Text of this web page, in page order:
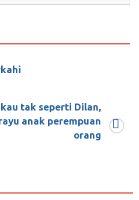
Dilaporkan, Kali ini
Ramalan Awal
Ini?
tak seperti Dilan,
anak perempuan
orang